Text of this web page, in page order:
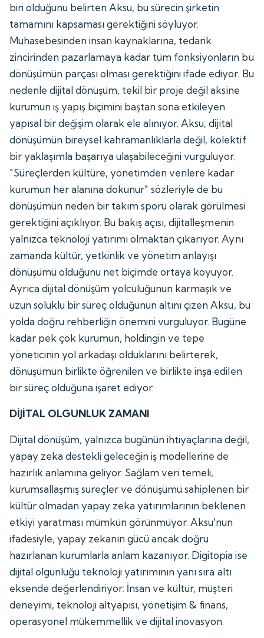
biri olduğunu belirten Aksu, bu sürecin şirketin
tamamını kapsaması gerektiğini söylüyor.
Muhasebesinden insan kaynaklarına, tedarik
zincirinden pazarlamaya kadar tüm fonksiyonların bu
dönüşümün parçası olması gerektiğini ifade ediyor. Bu
nedenle dijital dönüşüm, tekil bir proje değil aksine
kurumun iş yapış biçimini baştan sona etkileyen
yapısal bir değişim olarak ele alınıyor. Aksu, dijital
dönüşümün bireysel kahramanlıklarla değil, kolektif
bir yaklaşımla başarıya ulaşabileceğini vurguluyor.
"Süreçlerden kültüre, yönetimden verilere kadar
kurumun her alanına dokunur" sözleriyle de bu
dönüşümün neden bir takım sporu olarak görülmesi
gerektiğini açıklıyor. Bu bakış açısı, dijitalleşmenin
yalnızca teknoloji yatırımı olmaktan çıkarıyor. Aynı
zamanda kültür, yetkinlik ve yönetim anlayışı
dönüşümü olduğunu net biçimde ortaya koyuyor.
Ayrıca dijital dönüşüm yolculuğunun karmaşık ve
uzun soluklu bir süreç olduğunun altını çizen Aksu, bu
yolda doğru rehberliğin önemini vurguluyor. Bugüne
kadar pek çok kurumun, holdingin ve tepe
yöneticinin yol arkadaşı olduklarını belirterek,
dönüşümün birlikte öğrenilen ve birlikte inşa edilen
bir süreç olduğuna işaret ediyor.
DİJİTAL OLGUNLUK ZAMANI
Dijital dönüşüm, yalnızca bugünün ihtiyaçlarına değil,
yapay zeka destekli geleceğin iş modellerine de
hazırlık anlamına geliyor. Sağlam veri temeli,
kurumsallaşmış süreçler ve dönüşümü sahiplenen bir
kültür olmadan yapay zeka yatırımlarının beklenen
etkiyi yaratması mümkün görünmüyor. Aksu'nun
ifadesiyle, yapay zekanın gücü ancak doğru
hazırlanan kurumlarla anlam kazanıyor. Digitopia ise
dijital olgunluğu teknoloji yatırımının yanı sıra altı
eksende değerlendiriyor: İnsan ve kültür, müşteri
deneyimi, teknoloji altyapısı, yönetişim & finans,
operasyonel mükemmellik ve dijital inovasyon.